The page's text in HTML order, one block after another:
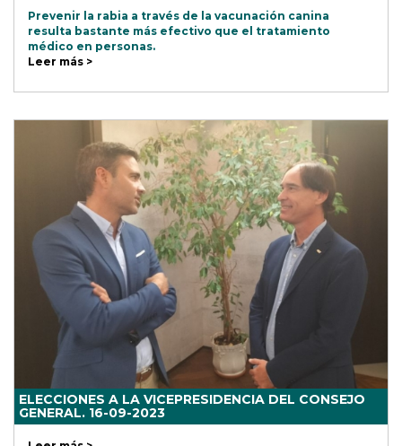
Prevenir la rabia a través de la vacunación canina
resulta bastante más efectivo que el tratamiento
médico en personas.
Leer más >
ELECCIONES A LA VICEPRESIDENCIA DEL CONSEJO
GENERAL. 16-09-2023